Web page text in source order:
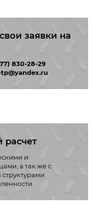
заявки на
830-28-29
расчет
и
а так же с